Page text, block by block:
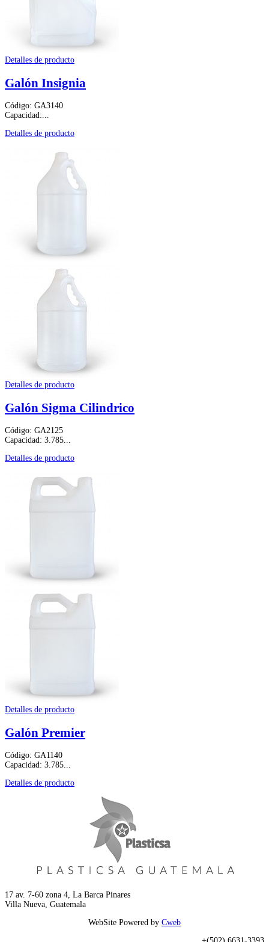
Detalles de producto
Galón Insignia
Código: GA3140
Capacidad:...
Detalles de producto
Detalles de producto
Galón Sigma Cilindrico
Código: GA2125
Capacidad: 3.785...
Detalles de producto
Detalles de producto
Galón Premier
Código: GA1140
Capacidad: 3.785...
Detalles de producto
17 av. 7-60 zona 4, La Barca Pinares
Villa Nueva, Guatemala
WebSite Powered by Cweb